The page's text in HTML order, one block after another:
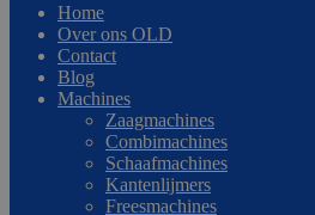
Home
Over ons OLD
Contact
Blog
Machines
Zaagmachines
Combimachines
Schaafmachines
Kantenlijmers
Freesmachines